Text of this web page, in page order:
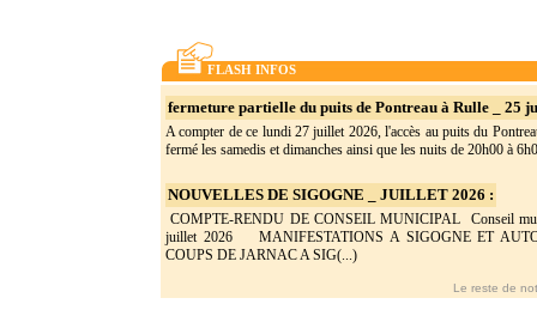
FLASH INFOS
fermeture partielle du puits de Pontreau à Rulle _ 25
A compter de ce lundi 27 juillet 2026, l'accès au puits du
fermé les samedis et dimanches ainsi que les nuits de 20h00 à
NOUVELLES DE SIGOGNE _ JUILLET 2026 :
COMPTE-RENDU DE CONSEIL MUNICIPAL Conseil
juillet 2026 MANIFESTATIONS A SIGOGNE ET
COUPS DE JARNAC A SIG(...)
Le reste de